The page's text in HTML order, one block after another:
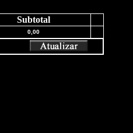
Subtotal
0,00